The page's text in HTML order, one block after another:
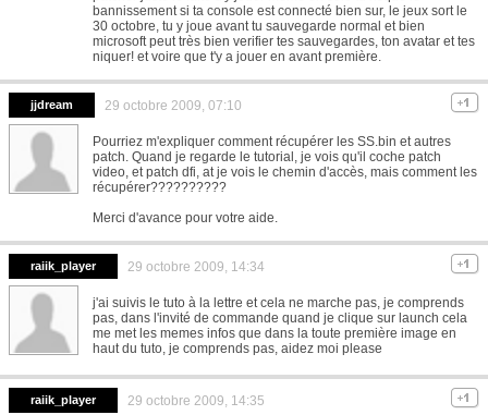
bannissement si ta console est connecté bien sur, le jeux sort le
30 octobre, tu y joue avant tu sauvegarde normal et bien
microsoft peut très bien verifier tes sauvegardes, ton avatar et tes
niquer! et voire que t'y a jouer en avant première.
jjdream 29 octobre 2009, 07:10
Pourriez m'expliquer comment récupérer les SS.bin et autres
patch. Quand je regarde le tutorial, je vois qu'il coche patch
video, et patch dfi, at je vois le chemin d'accès, mais comment les
récupérer??????????
Merci d'avance pour votre aide.
raiik_player 29 octobre 2009, 14:34
j'ai suivis le tuto à la lettre et cela ne marche pas, je comprends
pas, dans l'invité de commande quand je clique sur launch cela
me met les memes infos que dans la toute première image en
haut du tuto, je comprends pas, aidez moi please
raiik_player 29 octobre 2009, 14:35